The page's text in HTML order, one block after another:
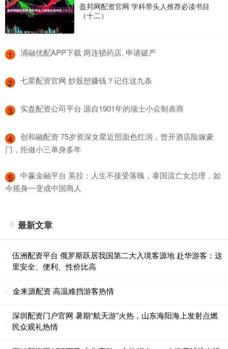
盈邦网配资官网 学科带头人推荐必读书目
（十二）
1 ​涌融优配APP下载 两连锁药店, 申请破产
2 ​七星配资官网 炒股想赚钱？记住这九条
3 ​实盘配资公司平台 源自1901年的瑞士小众制表商
4
​创和融配资 75岁资深女星近照面色红润，曾开酒店险嫁豪
门，拒做小三单身多年
5
​中赢金融平台 英拉：人生不接受落魄，泰国流亡女总理，如
今摇身一变成中国商人
最新文章
伍洲配资平台 俄罗斯跃居我国第二大入境客源地 赴华游客：这
里安全、便利、性价比高
金来源配资 高温难挡游客热情
深圳配资门户官网 暑期“航天游”火热，山东海阳海上发射点燃
民众观礼热情